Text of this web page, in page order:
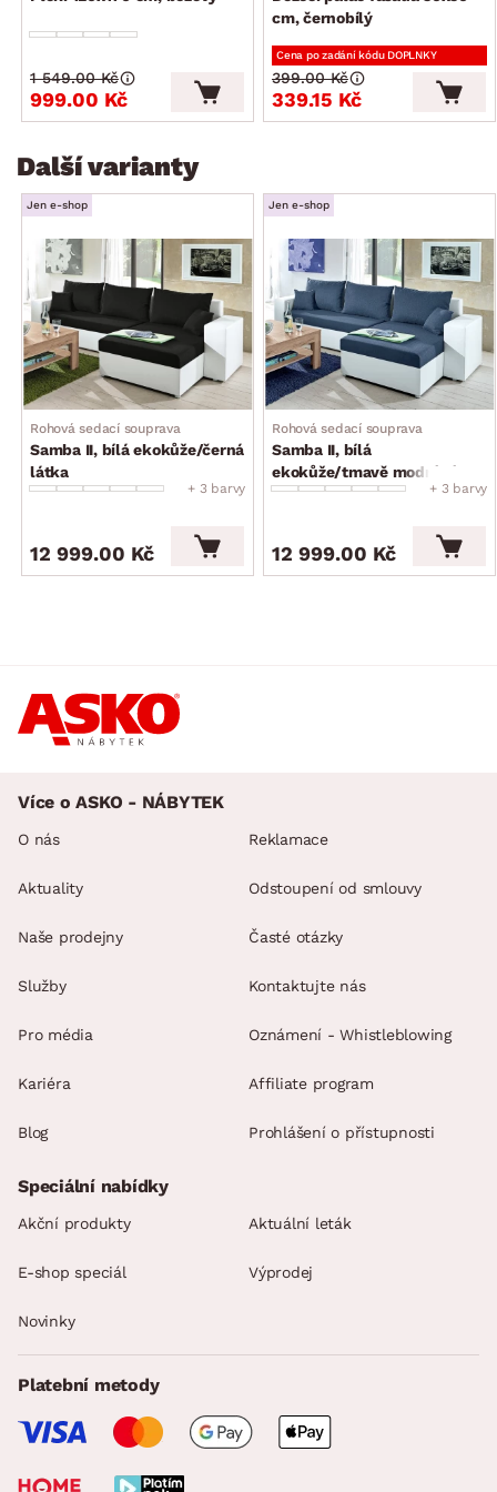
999.00 Kč
1 549.00 Kč
cm, černobílý
Cena po zadání kódu DOPLNKY
339.15 Kč
399.00 Kč
Další varianty
Jen e-shop
Rohová sedací souprava
Samba II, bílá ekokůže/černá
látka
+ 3 barvy
12 999.00 Kč
Jen e-shop
Rohová sedací souprava
Samba II, bílá
ekokůže/tmavě modrá látka
+ 3 barvy
12 999.00 Kč
Více o ASKO - NÁBYTEK
O nás
Aktuality
Naše prodejny
Služby
Pro média
Kariéra
Blog
Reklamace
Odstoupení od smlouvy
Časté otázky
Kontaktujte nás
Oznámení - Whistleblowing
Affiliate program
Prohlášení o přístupnosti
Speciální nabídky
Akční produkty Aktuální leták
E-shop speciál Výprodej
Novinky
Platební metody